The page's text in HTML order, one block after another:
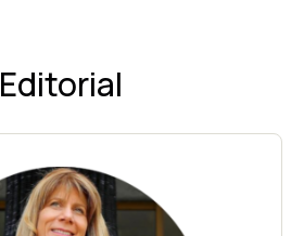
Editorial